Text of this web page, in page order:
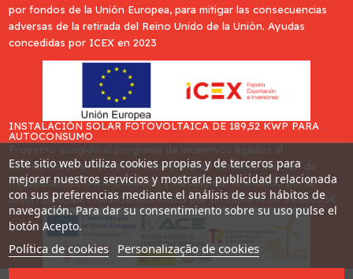
por fondos de la Unión Europea, para mitigar las consecuencias
adversas de la retirada del Reino Unido de la Unión. Ayudas
concedidas por ICEX en 2023
INSTALACIÓN SOLAR FOTOVOLTAICA DE 189,52 KWP PARA
AUTOCONSUMO
autoconsumo en el sector residencial en el marco del Plan de
Recuperación, Transformación y Resiliencia, financiado por la
Unión Europea - NextGenerationEU por un importe de 34.865,75€
Este sitio web utiliza cookies propias y de terceros para
mejorar nuestros servicios y mostrarle publicidad relacionada
con sus preferencias mediante el análisis de sus hábitos de
navegación. Para dar su consentimiento sobre su uso pulse el
botón Acepto.
Política de cookies Personalização de cookies